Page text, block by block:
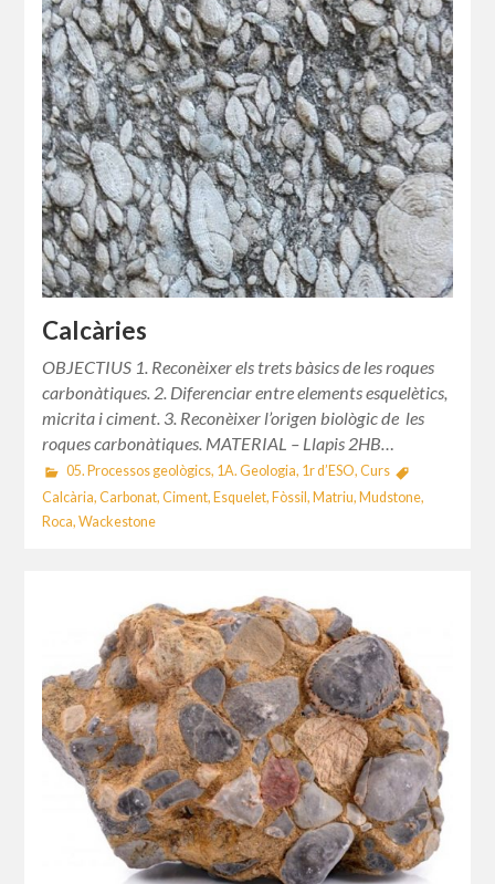
Calcàries
OBJECTIUS 1. Reconèixer els trets bàsics de les roques
carbonàtiques. 2. Diferenciar entre elements esquelètics,
micrita i ciment. 3. Reconèixer l’origen biològic de les
roques carbonàtiques. MATERIAL – Llapis 2HB…
05. Processos geològics, 1A. Geologia, 1r d’ESO, Curs
Calcària,Carbonat,Ciment, Esquelet, Fòssil, Matriu, Mudstone,
Roca,Wackestone